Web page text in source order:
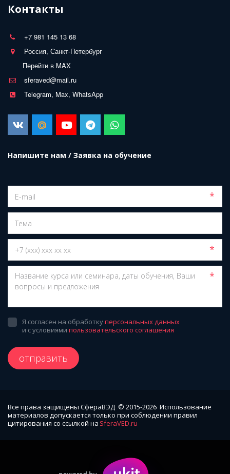
Контакты
+7 981 145 13 68
Россия, Санкт-Петербург
Перейти в MAX
sferaved@mail.ru
Telegram, Max, WhatsApp
Напишите нам / Заявка на обучение
*
*
*
Я согласен на обработкуперсональных данных
и с условиями пользовательского соглашения
отправить
Все права защищены СфераВЭД  © 2015-2026  Использование
материалов допускается только при соблюдении правил
цитирования со ссылкой на SferaVED.ru